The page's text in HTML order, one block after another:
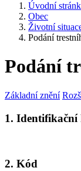
Úvodní
Obec
Životní
Podání
Podání
Základní znění
1. Identifikační
2. Kód